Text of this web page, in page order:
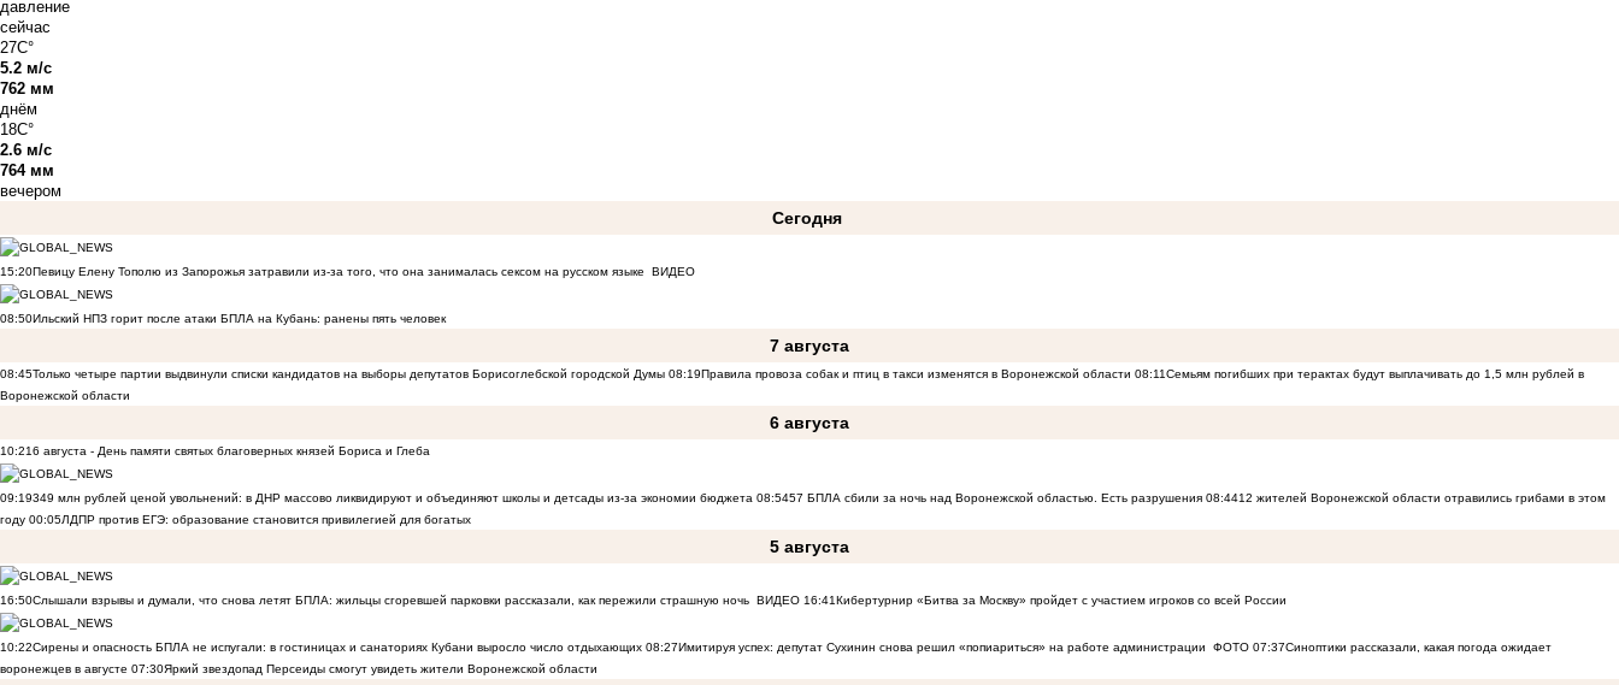
давление
сейчас
27C°
5.2 м/с
762 мм
днём
18C°
2.6 м/с
764 мм
вечером
Сегодня
15:20Певицу Елену Тополю из Запорожья затравили из-за того, что она занималась сексом на русском языке ВИДЕО
08:50Ильский НПЗ горит после атаки БПЛА на Кубань: ранены пять человек
7 августа
08:45Только четыре партии выдвинули списки кандидатов на выборы депутатов Борисоглебской городской Думы 08:19Правила провоза собак и птиц в такси изменятся в Воронежской области 08:11Семьям погибших при терактах будут выплачивать до 1,5 млн рублей в
Воронежской области
6 августа
10:216 августа - День памяти святых благоверных князей Бориса и Глеба
09:19349 млн рублей ценой увольнений: в ДНР массово ликвидируют и объединяют школы и детсады из-за экономии бюджета 08:5457 БПЛА сбили за ночь над Воронежской областью. Есть разрушения 08:4412 жителей Воронежской области отравились грибами в этом
году 00:05ЛДПР против ЕГЭ: образование становится привилегией для богатых
5 августа
16:50Слышали взрывы и думали, что снова летят БПЛА: жильцы сгоревшей парковки рассказали, как пережили страшную ночь ВИДЕО 16:41Кибертурнир «Битва за Москву» пройдет с участием игроков со всей России
10:22Сирены и опасность БПЛА не испугали: в гостиницах и санаториях Кубани выросло число отдыхающих 08:27Имитируя успех: депутат Сухинин снова решил «попиариться» на работе администрации ФОТО 07:37Синоптики рассказали, какая погода ожидает
воронежцев в августе 07:30Яркий звездопад Персеиды смогут увидеть жители Воронежской области